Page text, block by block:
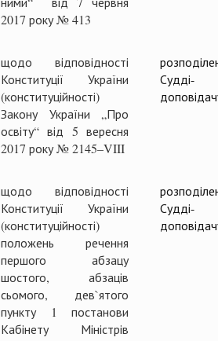
2017 року № 413
щодо відповідності
Конституції України
(конституційності)
Закону України „Про
освіту“ від 5 вересня
2017 року № 2145–VIII
Судді-
щодо відповідності
Конституції України
(конституційності)
положень речення
першого абзацу
шостого, абзаців
сьомого, дев`ятого
пункту 1 постанови
Кабінету Міністрів
Судді-